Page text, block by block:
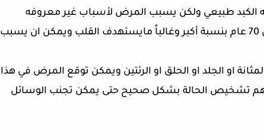
الكبد طبيعي ولكن يسبب المرض لأسباب غير معروفه
ويصيب هذا النوع الرجال فوق سن ال 70 عام بنسبة أكبر وغالباً مايستهدف القلب ويمكن ان يسبب
او الجلد او الحلق او الرئتين ويمكن توقع المرض في هذا
المهم تشخيص الحالة بشكل صحيح حتى يمكن تجنب الوسائل